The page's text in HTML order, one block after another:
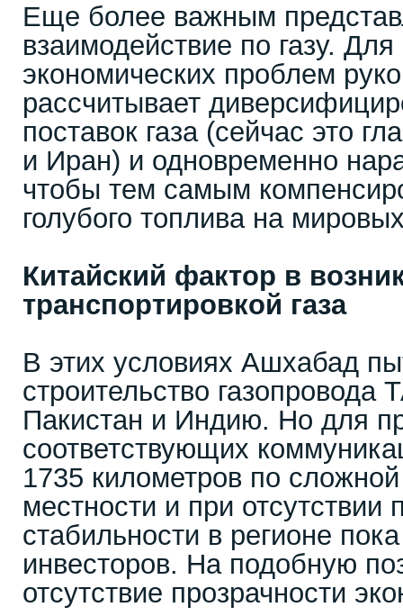
Еще более важным
взаимодействие по газу.
экономических проблем
рассчитывает
поставок газа (сейчас это
и Иран) и одновременно
чтобы тем самым
голубого топлива на
Китайский фактор в
транспортировкой газа
В этих условиях Ашхабад
строительство
Пакистан и Индию. Но для
соответствующих
1735 километров по
местности и при отсутствии
стабильности в регионе
инвесторов. На подобную
отсутствие прозрачности